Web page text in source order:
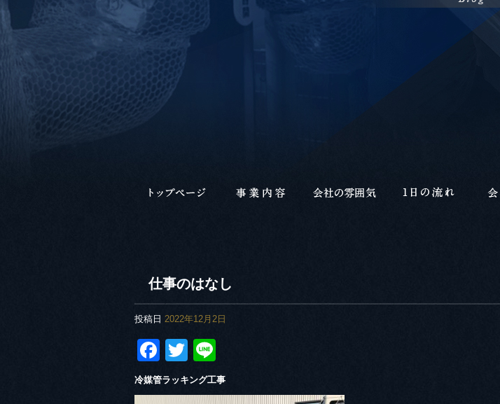
仕事のはなし
投稿日 2022年12月2日
Facebook
Twitter
冷媒管ラッキング工事